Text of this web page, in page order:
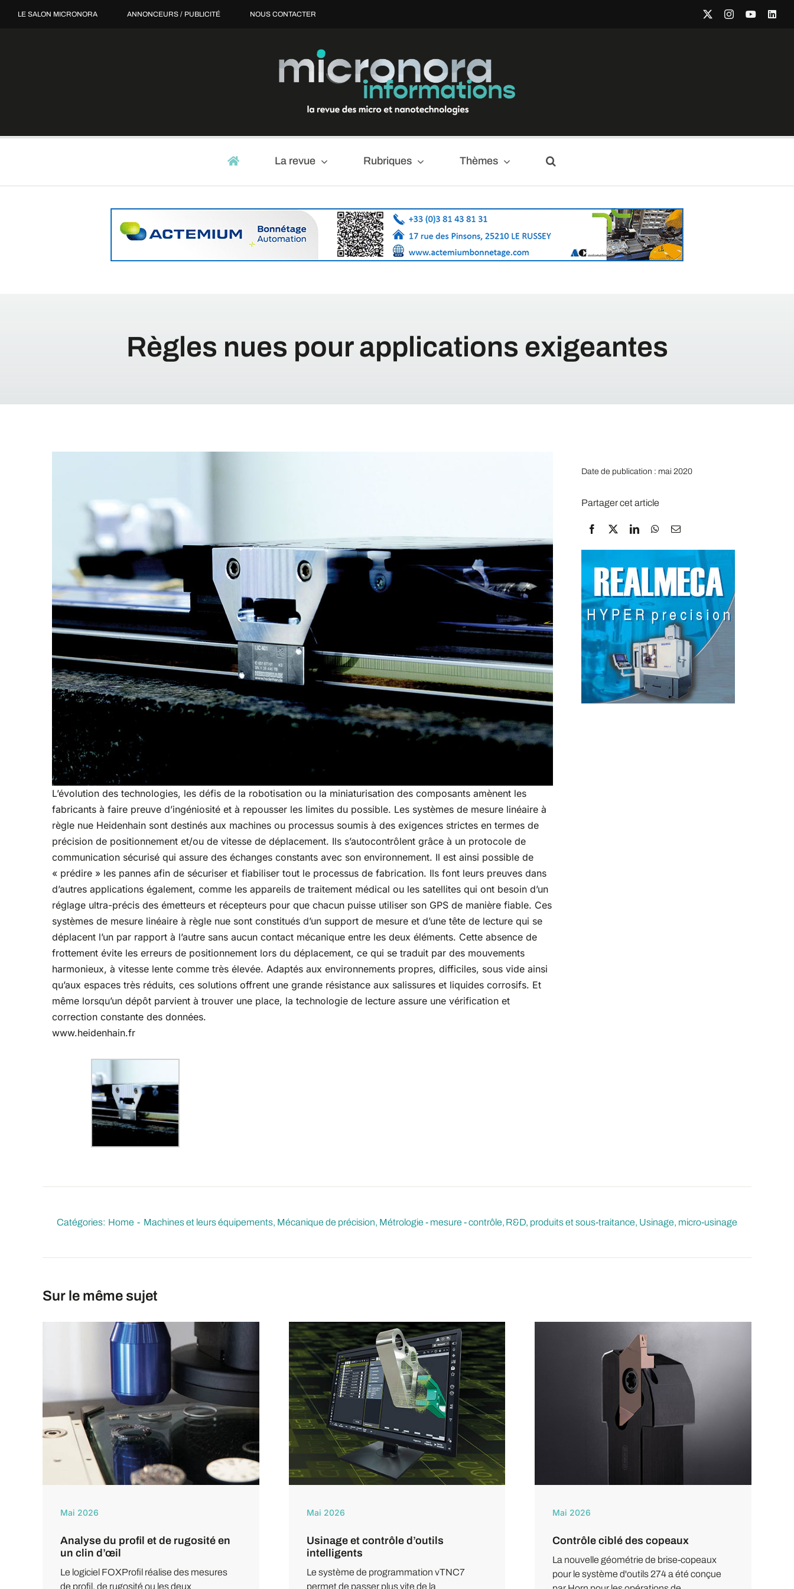
LE SALON MICRONORA ANNONCEURS / PUBLICITÉ NOUS CONTACTER
La revue Rubriques Thèmes
Règles nues pour applications exigeantes
L’évolution des technologies, les défis de la robotisation ou la miniaturisation des composants amènent les
fabricants à faire preuve d’ingéniosité et à repousser les limites du possible. Les systèmes de mesure linéaire à
règle nue Heidenhain sont destinés aux machines ou processus soumis à des exigences strictes en termes de
précision de positionnement et/ou de vitesse de déplacement. Ils s’autocontrôlent grâce à un protocole de
communication sécurisé qui assure des échanges constants avec son environnement. Il est ainsi possible de
« prédire » les pannes afin de sécuriser et fiabiliser tout le processus de fabrication. Ils font leurs preuves dans
d’autres applications également, comme les appareils de traitement médical ou les satellites qui ont besoin d’un
réglage ultra-précis des émetteurs et récepteurs pour que chacun puisse utiliser son GPS de manière fiable. Ces
systèmes de mesure linéaire à règle nue sont constitués d’un support de mesure et d’une tête de lecture qui se
déplacent l’un par rapport à l’autre sans aucun contact mécanique entre les deux éléments. Cette absence de
frottement évite les erreurs de positionnement lors du déplacement, ce qui se traduit par des mouvements
harmonieux, à vitesse lente comme très élevée. Adaptés aux environnements propres, difficiles, sous vide ainsi
qu’aux espaces très réduits, ces solutions offrent une grande résistance aux salissures et liquides corrosifs. Et
même lorsqu’un dépôt parvient à trouver une place, la technologie de lecture assure une vérification et
correction constante des données.
www.heidenhain.fr
Date de publication : mai 2020
Partager cet article
Catégories: Home Machines et leurs équipements Mécanique de précision Métrologie - mesure - contrôle R&D, produits et sous-traitance Usinage, micro-usinage
Sur le même sujet
Mai 2026
Analyse du profil et de rugosité en
un clin d’œil
Le logiciel FOXProfil réalise des mesures
de profil, de rugosité ou les deux
Mai 2026
Usinage et contrôle d’outils
intelligents
Le système de programmation vTNC7
permet de passer plus vite de la
Mai 2026
Contrôle ciblé des copeaux
La nouvelle géométrie de brise-copeaux
pour le système d'outils 274 a été conçue